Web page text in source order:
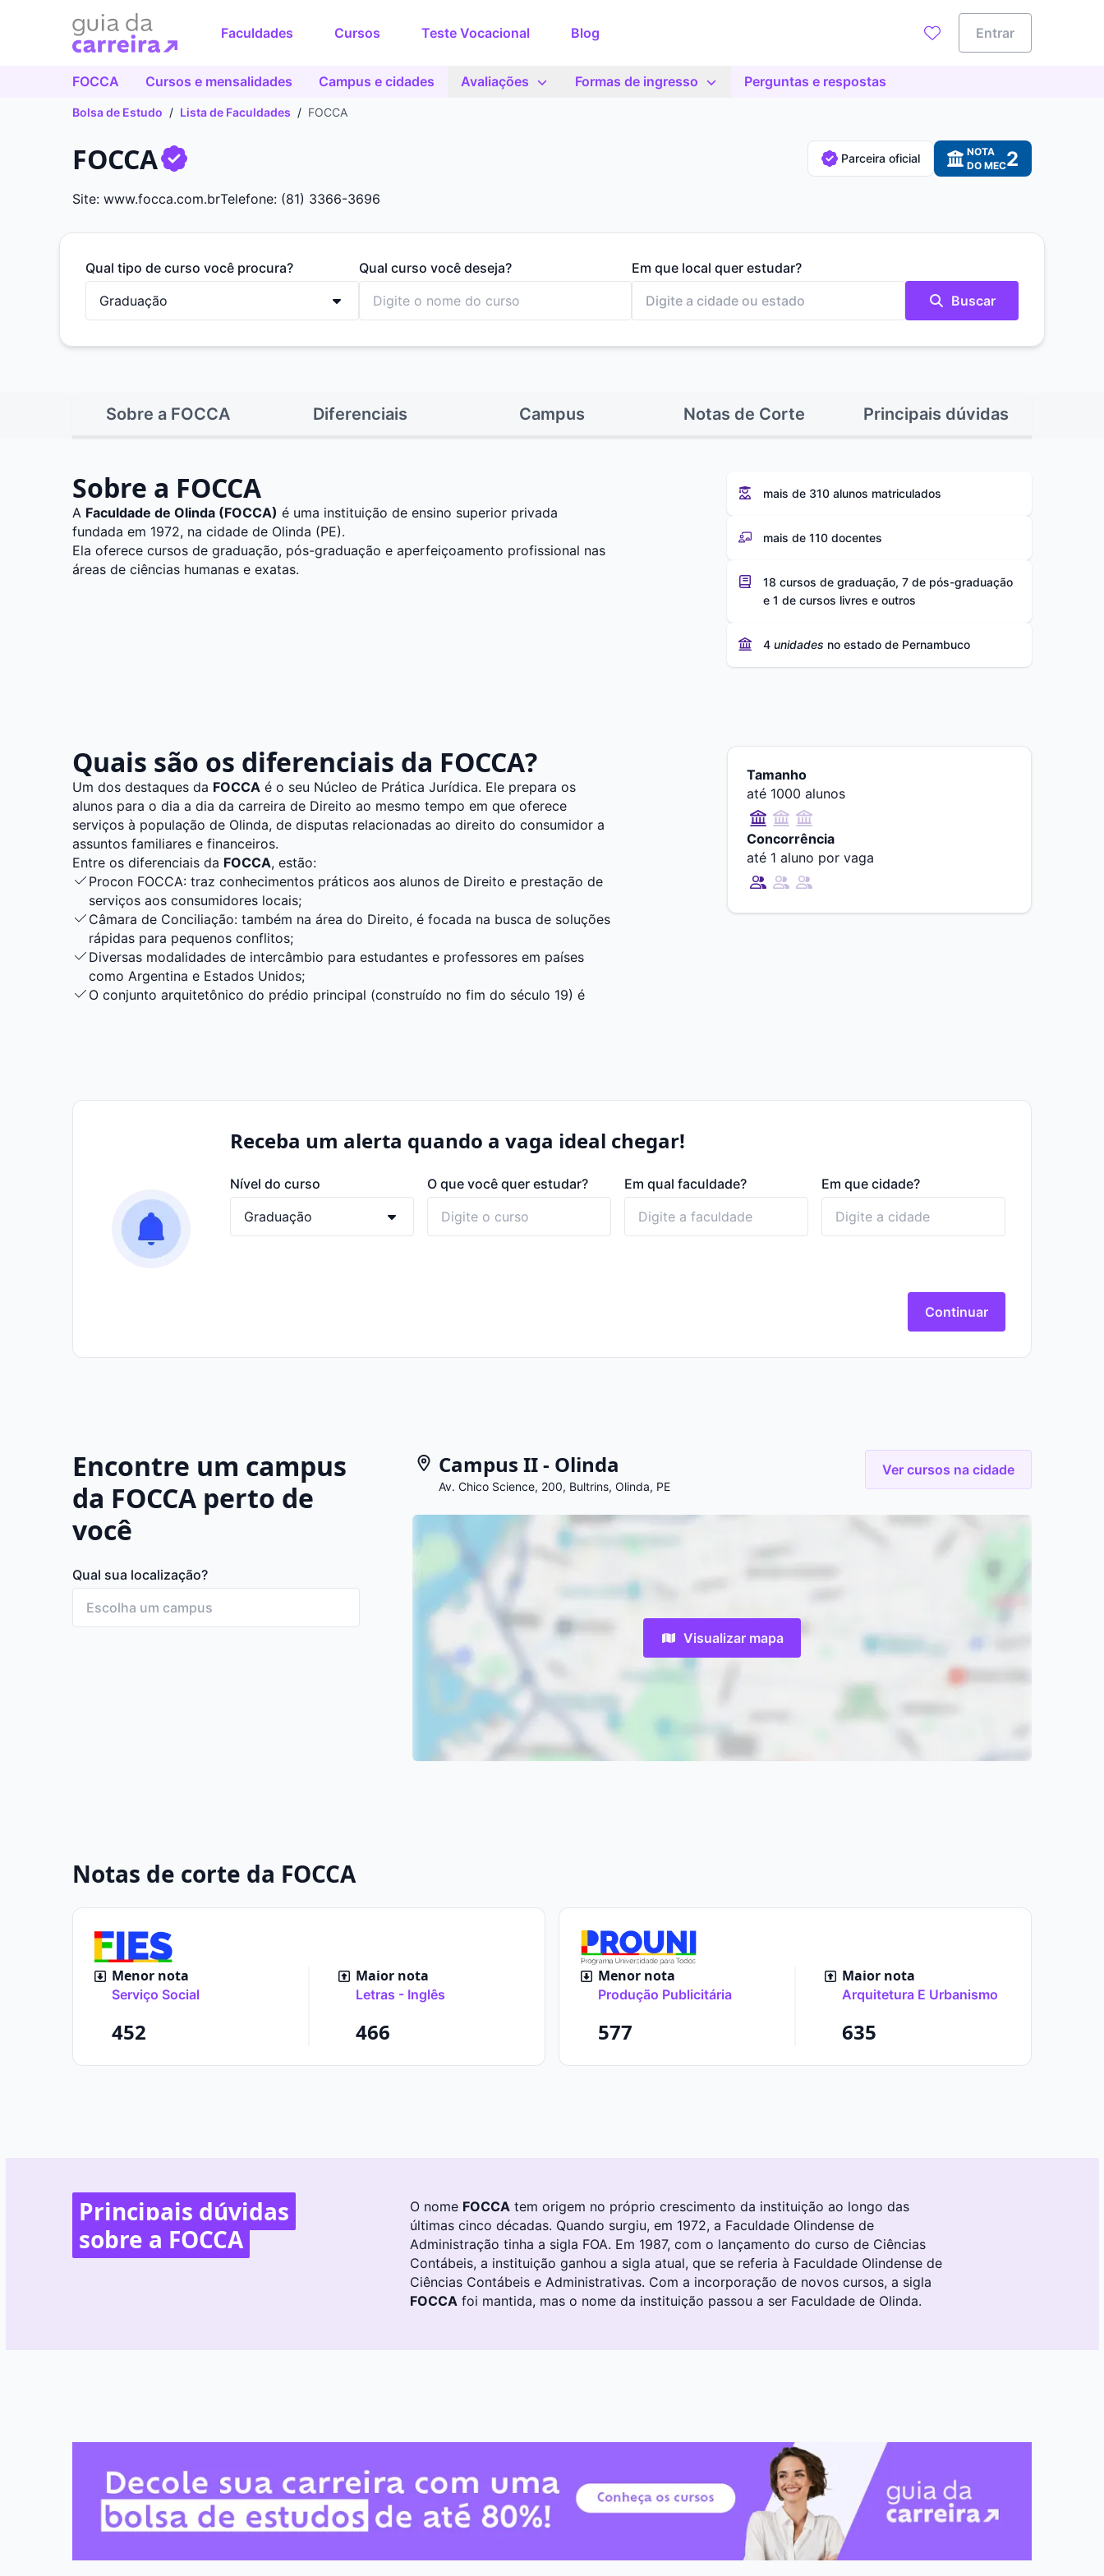
Faculdades Cursos Teste Vocacional Blog Entrar
FOCCA Cursos e mensalidades Campus e cidades Avaliações Formas de ingresso Perguntas e respostas
Bolsa de Estudo / Lista de Faculdades / FOCCA
FOCCA Parceira oficial
NOTA
DO MEC2
Site: www.focca.com.brTelefone: (81) 3366-3696
Qual tipo de curso você procura? Qual curso você deseja?
Em que local quer estudar?
Buscar
Sobre a FOCCA Diferenciais Campus Notas de Corte Principais dúvidas
Sobre a FOCCA
A Faculdade de Olinda (FOCCA) é uma instituição de ensino superior privada
fundada em 1972, na cidade de Olinda (PE).
Ela oferece cursos de graduação, pós-graduação e aperfeiçoamento profissional nas
áreas de ciências humanas e exatas.
mais de 310 alunos matriculados
mais de 110 docentes
18 cursos de graduação, 7 de pós-graduação
e 1 de cursos livres e outros
4 unidades no estado de Pernambuco
Quais são os diferenciais da FOCCA?
Um dos destaques da FOCCA é o seu Núcleo de Prática Jurídica. Ele prepara os
alunos para o dia a dia da carreira de Direito ao mesmo tempo em que oferece
serviços à população de Olinda, de disputas relacionadas ao direito do consumidor a
assuntos familiares e financeiros.
Entre os diferenciais da FOCCA, estão:
Procon FOCCA: traz conhecimentos práticos aos alunos de Direito e prestação de
serviços aos consumidores locais;
Câmara de Conciliação: também na área do Direito, é focada na busca de soluções
rápidas para pequenos conflitos;
Diversas modalidades de intercâmbio para estudantes e professores em países
como Argentina e Estados Unidos;
O conjunto arquitetônico do prédio principal (construído no fim do século 19) é
Tamanho
até 1000 alunos
Concorrência
até 1 aluno por vaga
Receba um alerta quando a vaga ideal chegar!
Nível do curso O que você quer estudar? Em qual faculdade? Em que cidade?
Continuar
Encontre um campus
da FOCCA perto de
você
Qual sua localização?
Campus II - Olinda
Av. Chico Science, 200, Bultrins, Olinda, PE
Visualizar mapa
Ver cursos na cidade
Notas de corte da FOCCA
Menor nota
Serviço Social
452
Maior nota
Letras - Inglês
466
Menor nota
Produção Publicitária
577
Maior nota
Arquitetura E Urbanismo
635
Principais dúvidas
sobre a FOCCA
O nome FOCCA tem origem no próprio crescimento da instituição ao longo das
últimas cinco décadas. Quando surgiu, em 1972, a Faculdade Olindense de
Administração tinha a sigla FOA. Em 1987, com o lançamento do curso de Ciências
Contábeis, a instituição ganhou a sigla atual, que se referia à Faculdade Olindense de
Ciências Contábeis e Administrativas. Com a incorporação de novos cursos, a sigla
FOCCA foi mantida, mas o nome da instituição passou a ser Faculdade de Olinda.